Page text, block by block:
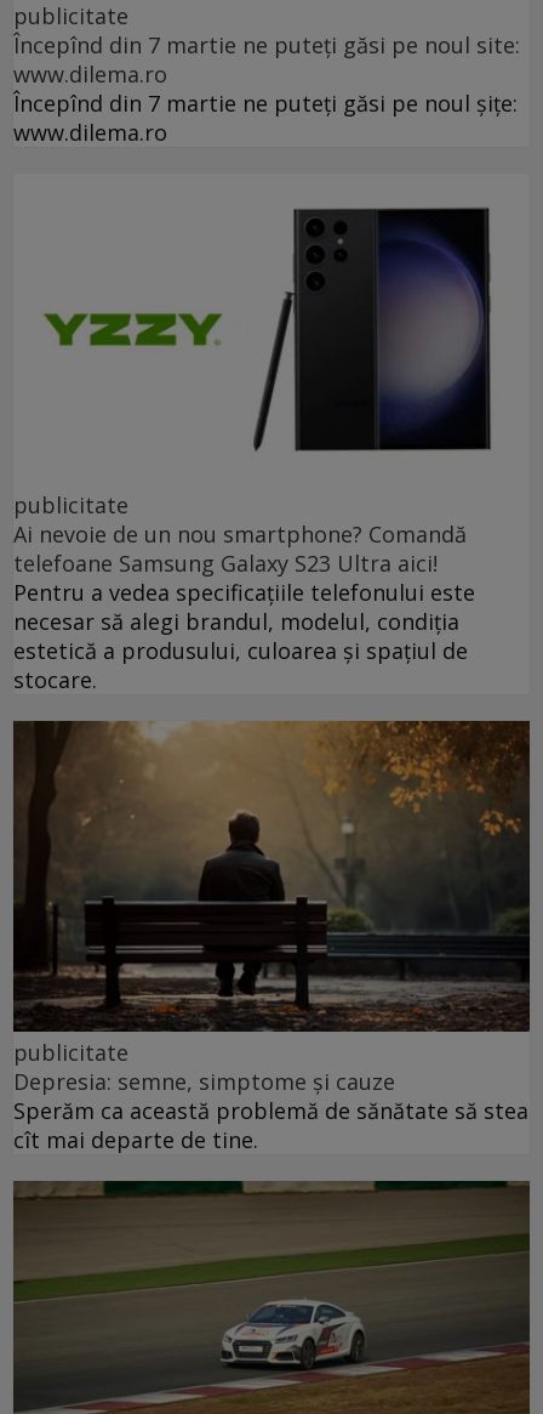
publicitate
Începînd din 7 martie ne puteți găsi pe noul site:
www.dilema.ro
Începînd din 7 martie ne puteți găsi pe noul șițe:
www.dilema.ro
publicitate
Ai nevoie de un nou smartphone? Comandă
telefoane Samsung Galaxy S23 Ultra aici!
Pentru a vedea specificațiile telefonului este
necesar să alegi brandul, modelul, condiția
estetică a produsului, culoarea și spațiul de
stocare.
publicitate
Depresia: semne, simptome și cauze
Sperăm ca această problemă de sănătate să stea
cît mai departe de tine.